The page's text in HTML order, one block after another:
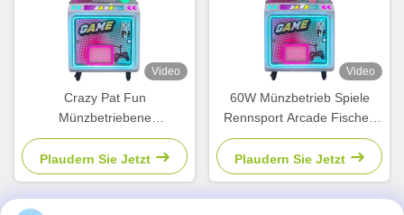
Video
Crazy Pat Fun
Münzbetriebene
Spielautomat Kinder-
Videospielautomat
Plaudern Sie Jetzt
Video
60W Münzbetrieb Spiele
Rennsport Arcade Fischen
Spiel Motorradspiel
Plaudern Sie Jetzt